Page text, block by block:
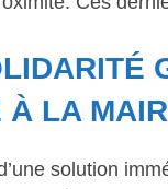
À LA
solution